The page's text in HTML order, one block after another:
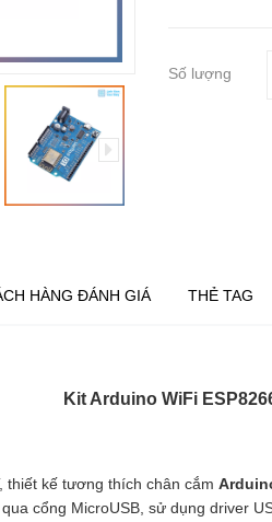
Số lượng
HÀNG ĐÁNH GIÁ THẺ TAG
Kit Arduino WiFi
thiết kế tương thích chân cắm
cổng MicroUSB, sử dụng driver